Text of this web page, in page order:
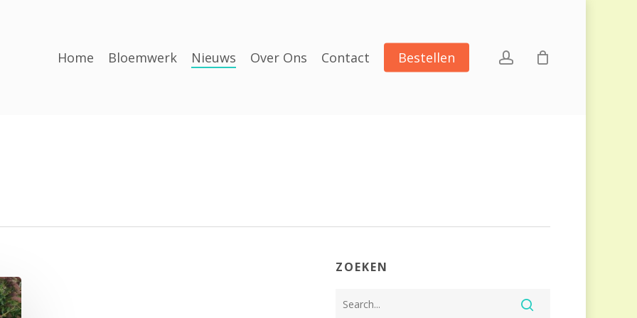
Home Bloemwerk Nieuws Over Ons Contact Bestellen account
ZOEKEN